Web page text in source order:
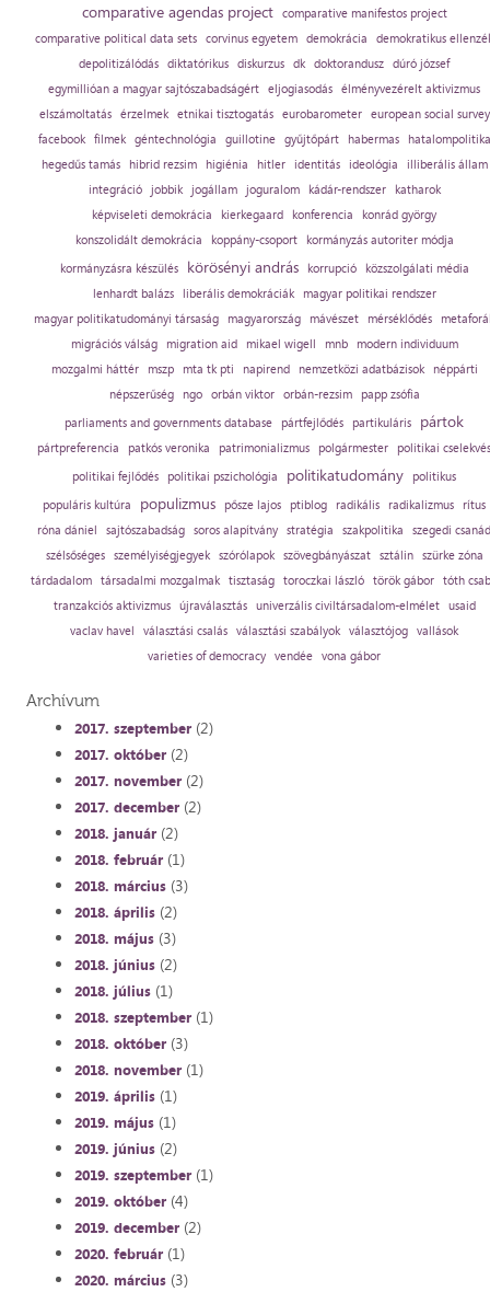
comparative agendas project
comparative manifestos project
comparative political data sets corvinus egyetem demokrácia
demokratikus
depolitizálódás diktatórikus diskurzus dk doktorandusz dúró józsef
egymillióan a magyar sajtószabadságért eljogiasodás élményvezérelt aktivizmus
elszámoltatás
érzelmek etnikai tisztogatás eurobarometer
european social survey
facebook
filmek géntechnológia guillotine gyűjtőpárt habermas
hatalompolitika
hegedűs tamás
hibrid rezsim higiénia hitler identitás ideológia
illiberális állam
integráció
jobbik jogállam joguralom kádár-rendszer
katharok
képviseleti demokrácia
kierkegaard konferencia
konrád györgy
konszolidált demokrácia
koppány-csoport
kormányzás autoriter módja
kormányzásra készülés
körösényi andrás korrupció
közszolgálati média
lenhardt balázs
liberális demokráciák
magyar politikai rendszer
magyar politikatudományi társaság
magyarország mávészet mérséklődés
migrációs válság
migration aid mikael wigell mnb
modern individuum
mozgalmi háttér
mszp mta tk pti napirend nemzetközi adatbázisok
néppárti
népszerűség
ngo orbán viktor orbán-rezsim
papp zsófia
parliaments and governments database
pártfejlődés partikuláris pártok
pártpreferencia patkós veronika patrimonializmus polgármester
politikai
politikai fejlődés
politikai pszichológia politikatudomány
politikus
populáris kultúra
populizmus pősze lajos ptiblog radikális radikalizmus
rítus
róna dániel
sajtószabadság soros alapítvány stratégia szakpolitika
szegedi
szélsőséges
személyiségjegyek szórólapok szövegbányászat sztálin
szürke zóna
tárdadalom társadalmi mozgalmak tisztaság toroczkai lászló török gábor tóth
tranzakciós aktivizmus
újraválasztás univerzális civiltársadalom-elmélet
usaid
vaclav havel
választási csalás választási szabályok választójog vallások
varieties of democracy vendée vona gábor
Archívum
2017. szeptember(2)
2017. október(2)
2017. november(2)
2017. december(2)
2018. január(2)
2018. február(1)
2018. március(3)
2018. április(2)
2018. május(3)
2018. június(2)
2018. július(1)
2018. szeptember(1)
2018. október(3)
2018. november(1)
2019. április(1)
2019. május(1)
2019. június(2)
2019. szeptember(1)
2019. október(4)
2019. december(2)
2020. február(1)
2020. március(3)